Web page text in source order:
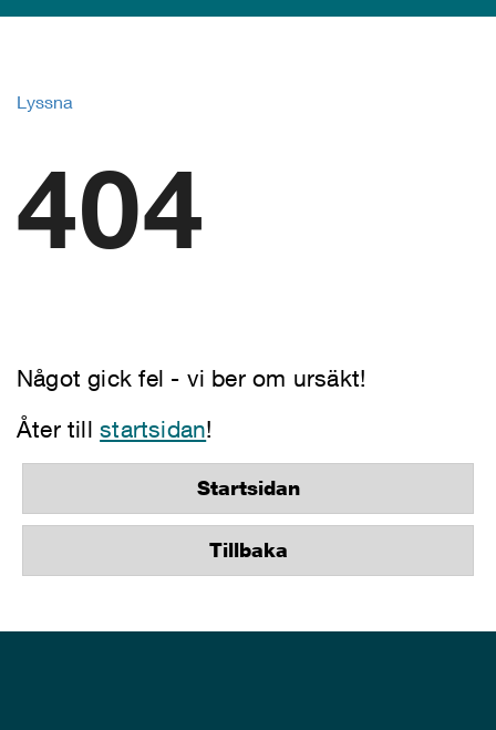
Lyssna
404
Något gick fel - vi ber om ursäkt!
Åter tillstartsidan!
Startsidan
Tillbaka